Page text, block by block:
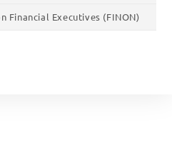
Financial Executives (FINON)